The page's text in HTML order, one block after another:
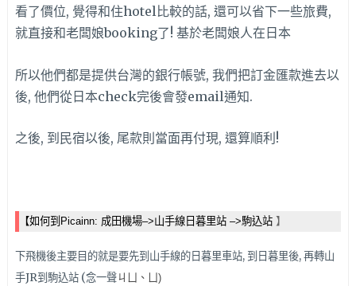
看了價位, 覺得和住hotel比較的話, 還可以省下一些旅費,
就直接和老闆娘booking了! 基於老闆娘人在日本
所以他們都是提供台灣的銀行帳號, 我們把訂金匯款進去以
後, 他們從日本check完後會發email通知.
之後, 到民宿以後, 尾款則當面再付現, 還算順利!
【如何到Picainn: 成田機場–>山手線日暮里站 –>駒込站 】
下飛機後主要目的就是要先到山手線的日暮里車站, 到日暮里後, 再轉山
手JR到駒込站 (念一聲ㄐㄩ、 ㄩ)